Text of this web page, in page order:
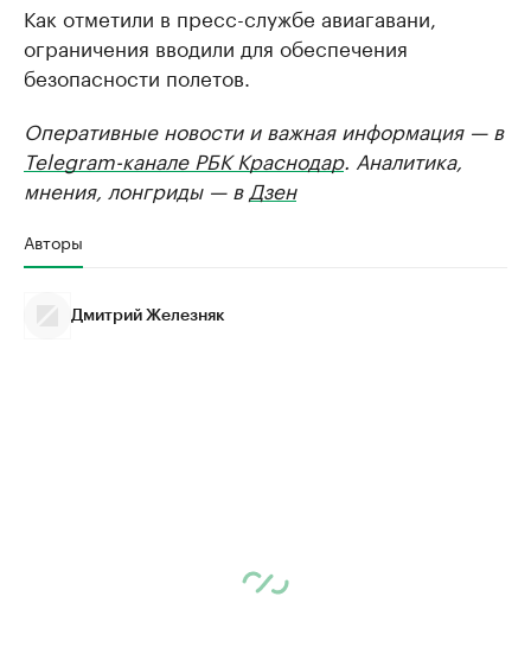
Как отметили в пресс-службе авиагавани,
ограничения вводили для обеспечения
безопасности полетов.
Оперативные новости и важная информация — в
Telegram-канале РБК Краснодар. Аналитика,
мнения, лонгриды — в Дзен
Авторы
Дмитрий Железняк